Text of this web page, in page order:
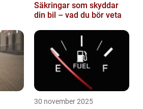
Säkringar som skyddar
din bil – vad du bör veta
30 november 2025